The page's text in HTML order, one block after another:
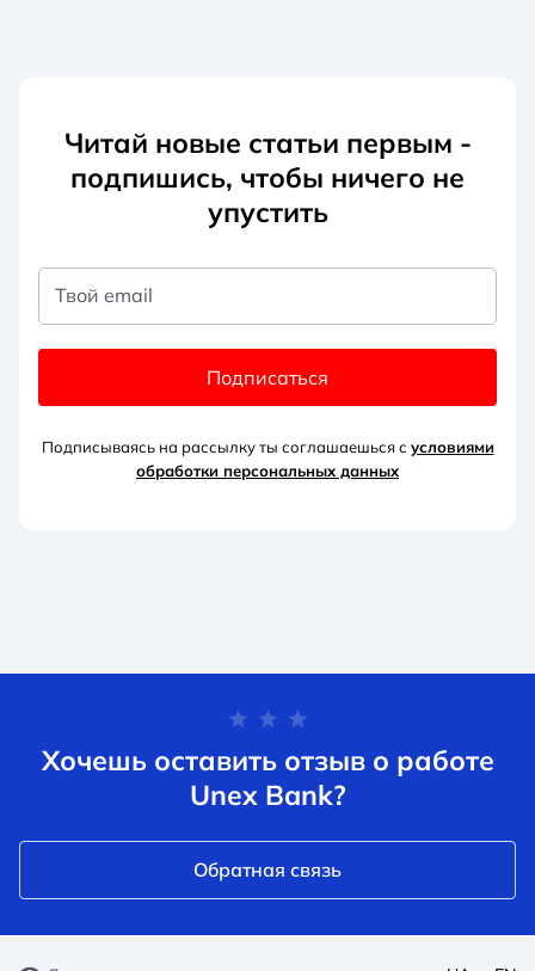
Читай новые статьи первым -
подпишись, чтобы ничего не
упустить
Твой email
Подписаться
Подписываясь на рассылку ты соглашаешься с условиями
обработки персональных данных
Хочешь оставить отзыв о работе
Unex Bank?
Обратная связь